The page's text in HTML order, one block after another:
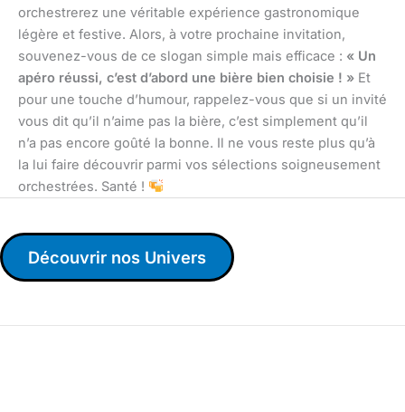
orchestrerez une véritable expérience gastronomique
légère et festive. Alors, à votre prochaine invitation,
souvenez-vous de ce slogan simple mais efficace : « Un
apéro réussi, c’est d’abord une bière bien choisie ! » Et
pour une touche d’humour, rappelez-vous que si un invité
vous dit qu’il n’aime pas la bière, c’est simplement qu’il
n’a pas encore goûté la bonne. Il ne vous reste plus qu’à
la lui faire découvrir parmi vos sélections soigneusement
orchestrées. Santé !
Découvrir nos Univers